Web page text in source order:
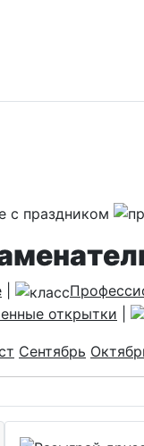
открытки
Сентябрь